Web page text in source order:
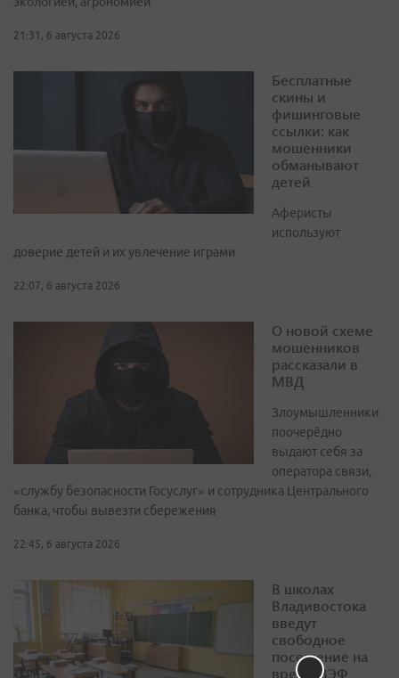
21:31, 6 августа 2026
Бесплатные
скины и
фишинговые
ссылки: как
мошенники
обманывают
детей
Аферисты
используют
доверие детей и их увлечение играми
22:07, 6 августа 2026
О новой схеме
мошенников
рассказали в
МВД
Злоумышленники
поочерёдно
выдают себя за
оператора связи,
«службу безопасности Госуслуг» и сотрудника Центрального
банка, чтобы вывезти сбережения
22:45, 6 августа 2026
В школах
Владивостока
введут
свободное
посещение на
время ВЭФ